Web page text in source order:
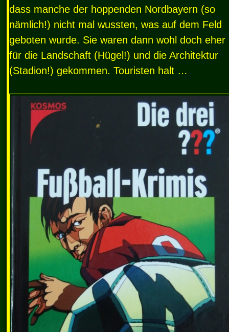
dass manche der hoppenden Nordbayern (so
nämlich!) nicht mal wussten, was auf dem Feld
geboten wurde. Sie waren dann wohl doch eher
für die Landschaft (Hügel!) und die Architektur
(Stadion!) gekommen. Touristen halt …